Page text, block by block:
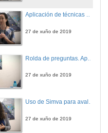
Aplicación de técnicas LA en contornas de aprendizaxe mixta para estudantes universitarios
27 de xuño de 2019
27 de xuño de 2019
Uso de Simva para avaliar xogos serios e recompilar datos de análises de aprendizaxe de xogos
27 de xuño de 2019